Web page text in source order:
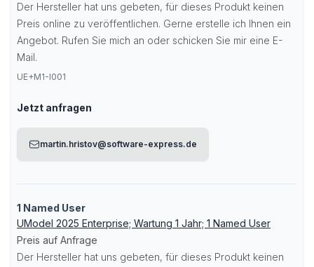
Der Hersteller hat uns gebeten, für dieses Produkt keinen
Preis online zu veröffentlichen. Gerne erstelle ich Ihnen ein
Angebot. Rufen Sie mich an oder schicken Sie mir eine E-
Mail.
UE+M1-I001
Jetzt anfragen
martin.hristov@software-express.de
1 Named User
UModel 2025 Enterprise; Wartung 1 Jahr; 1 Named User
Preis auf Anfrage
Der Hersteller hat uns gebeten, für dieses Produkt keinen